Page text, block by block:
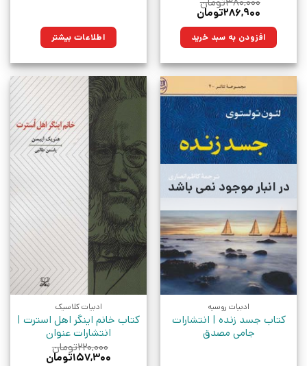
قیمت
۳۸۰,۰۰۰تومان
بود.
۲۸۶,۹۰۰تومان
۲۸۶,۹۰۰تومان.افزودن به سبد خرید اطلاعات بیشتر
در انبار موجود نمی باشد
ادبیات روسیه
کتاب جسد زنده | انتشارات
جامی مصدق
ادبیات کلاسیک
کتاب خانم اینگر اهل استرت |
انتشارات عنوان
۲۲۰,۰۰۰تومان
قیمت
۱۵۷,۳۰۰تومان